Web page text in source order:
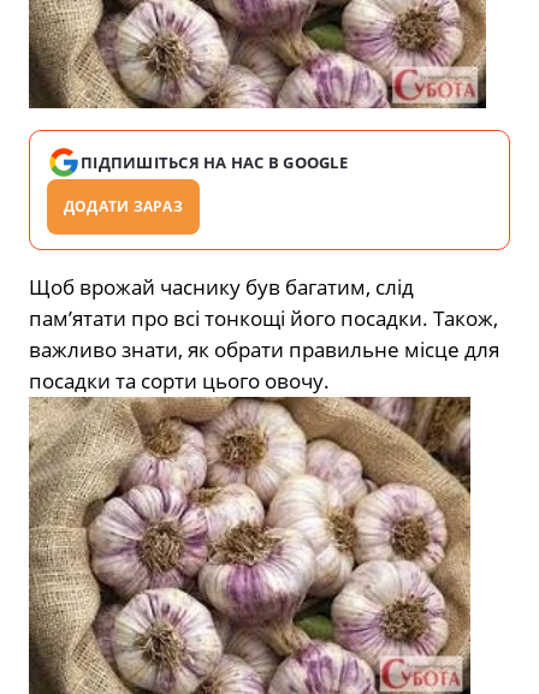
ПІДПИШІТЬСЯ НА НАС В GOOGLE
ДОДАТИ ЗАРАЗ
Щоб врожай часнику був багатим, слід
пам’ятати про всі тонкощі його посадки. Також,
важливо знати, як обрати правильне місце для
посадки та сорти цього овочу.